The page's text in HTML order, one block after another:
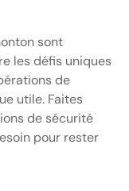
sont
les défis uniques
de
utile. Faites
de sécurité
pour rester